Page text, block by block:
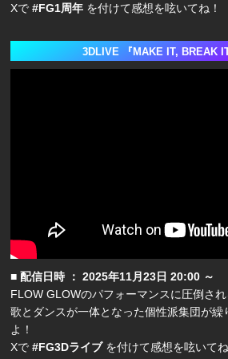
Xで#FG1周年 を付けて感想を呟いてね！
3DLIVE 『MAKE IT, BREAK
■ 配信日時 ： 2025年11月23日 20:00 ～
FLOW GLOWのパフォーマンスに圧倒され
歌とダンスが一体となった個性派集団が繰
よ！
Xで#FG3Dライブを付けて感想を呟いてね